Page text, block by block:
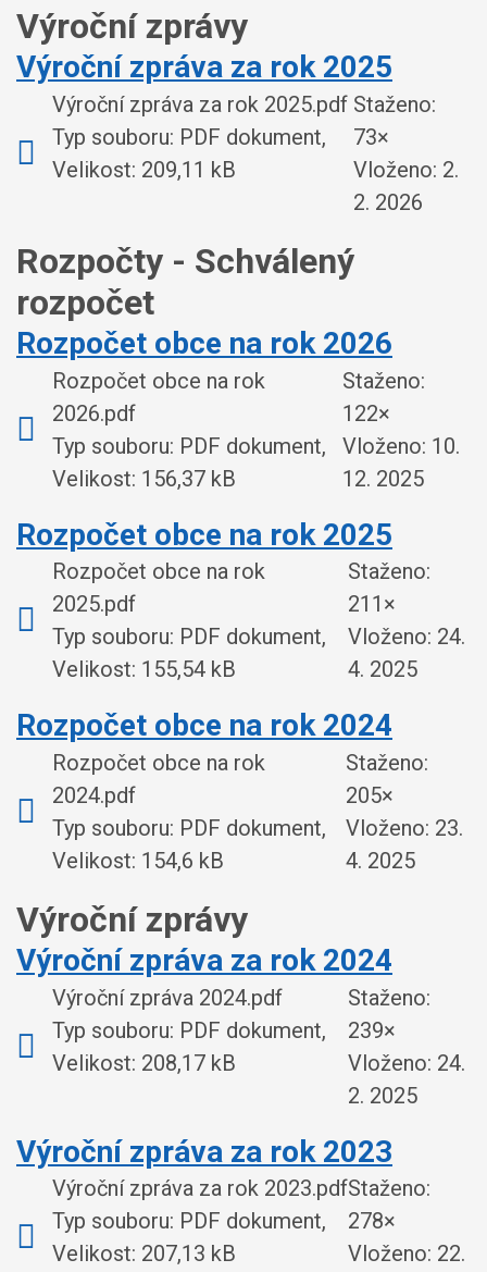
Výroční zprávy
Výroční zpráva za rok 2025
Výroční zpráva za rok 2025.pdf
Typ souboru: PDF dokument,
Velikost: 209,11 kB
Staženo:
73×
Vloženo: 2.
2. 2026
Rozpočty - Schválený
rozpočet
Rozpočet obce na rok 2026
Rozpočet obce na rok
2026.pdf
Typ souboru: PDF dokument,
Velikost: 156,37 kB
Staženo:
122×
Vloženo: 10.
12. 2025
Rozpočet obce na rok 2025
Rozpočet obce na rok
2025.pdf
Typ souboru: PDF dokument,
Velikost: 155,54 kB
Staženo:
211×
Vloženo: 24.
4. 2025
Rozpočet obce na rok 2024
Rozpočet obce na rok
2024.pdf
Typ souboru: PDF dokument,
Velikost: 154,6 kB
Staženo:
205×
Vloženo: 23.
4. 2025
Výroční zprávy
Výroční zpráva za rok 2024
Výroční zpráva 2024.pdf
Typ souboru: PDF dokument,
Velikost: 208,17 kB
Staženo:
239×
Vloženo: 24.
2. 2025
Výroční zpráva za rok 2023
Výroční zpráva za rok 2023.pdf
Typ souboru: PDF dokument,
Velikost: 207,13 kB
Staženo:
278×
Vloženo: 22.